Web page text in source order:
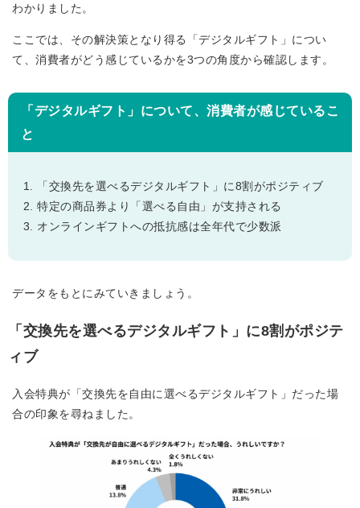
わかりました。
ここでは、その解決策となり得る「デジタルギフト」につい
て、消費者がどう感じているかを3つの角度から確認します。
「デジタルギフト」について、消費者が感じているこ
と
「交換先を選べるデジタルギフト」に8割がポジティブ
特定の商品券より「選べる自由」が支持される
オンラインギフトへの抵抗感は全年代で少数派
データをもとにみていきましょう。
「交換先を選べるデジタルギフト」に8割がポジテ
ィブ
入会特典が「交換先を自由に選べるデジタルギフト」だった場
合の印象を尋ねました。